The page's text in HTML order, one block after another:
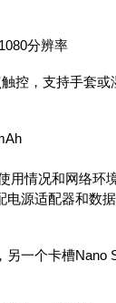
分辨率
控，支持手套或
用情况和网络环
电源适配器和数据
另一个卡槽Nano